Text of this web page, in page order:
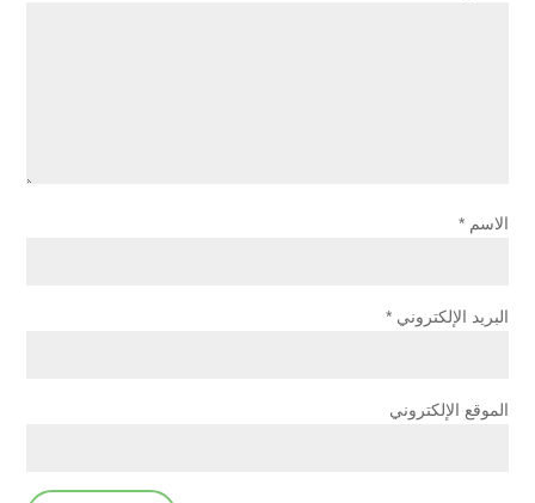
الاسم *
البريد الإلكتروني *
الموقع الإلكتروني